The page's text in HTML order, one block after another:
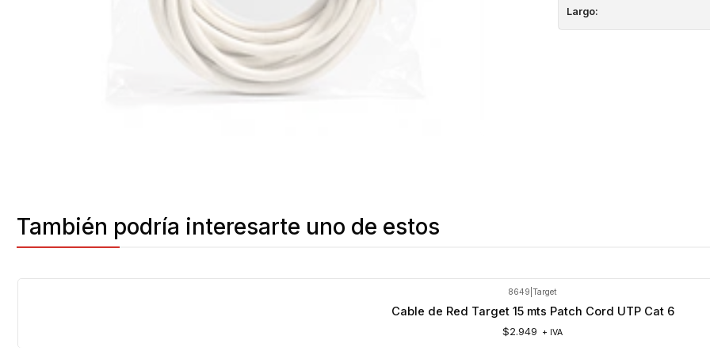
Largo:
También podría interesarte uno de estos
8649 Target
Cable de Red Target 15 mts Patch Cord UTP Cat 6
$2.949 + IVA